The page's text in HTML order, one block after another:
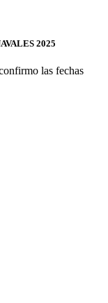
2025
las fechas